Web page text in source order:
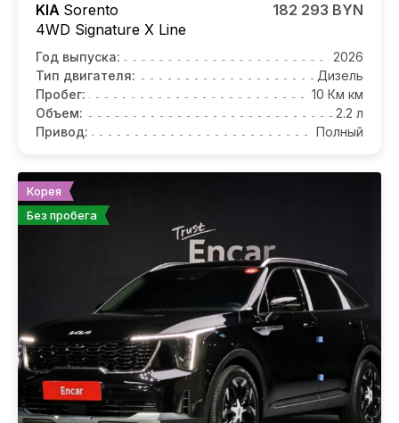
KIA Sorento
4WD Signature X Line
182 293 BYN
Год выпуска:
2026
Тип двигателя:
Дизель
Пробег:
10 Км км
Объем:
2.2 л
Привод:
Полный
Корея
Без пробега